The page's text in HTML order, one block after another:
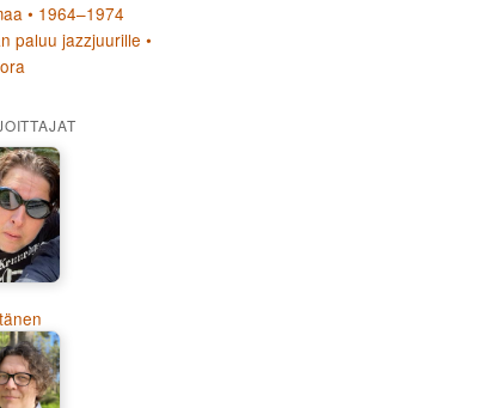
• 1964–1974
paluu jazzjuurille •